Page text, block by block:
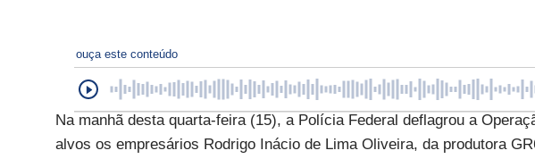
ouça este conteúdo
Na manhã desta quarta-feira (15), a Polícia Federal deflagrou a
alvos os empresários Rodrigo Inácio de Lima Oliveira, da produtora